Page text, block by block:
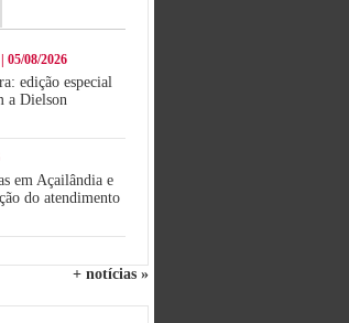
05/08/2026
edição especial
a Dielson
em Açailândia e
do atendimento
+ notícias »